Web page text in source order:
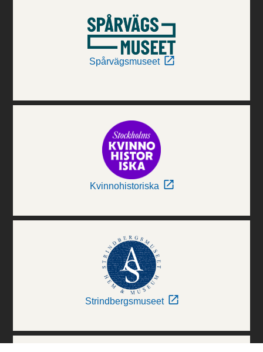
Spårvägsmuseet
Kvinnohistoriska
Strindbergsmuseet